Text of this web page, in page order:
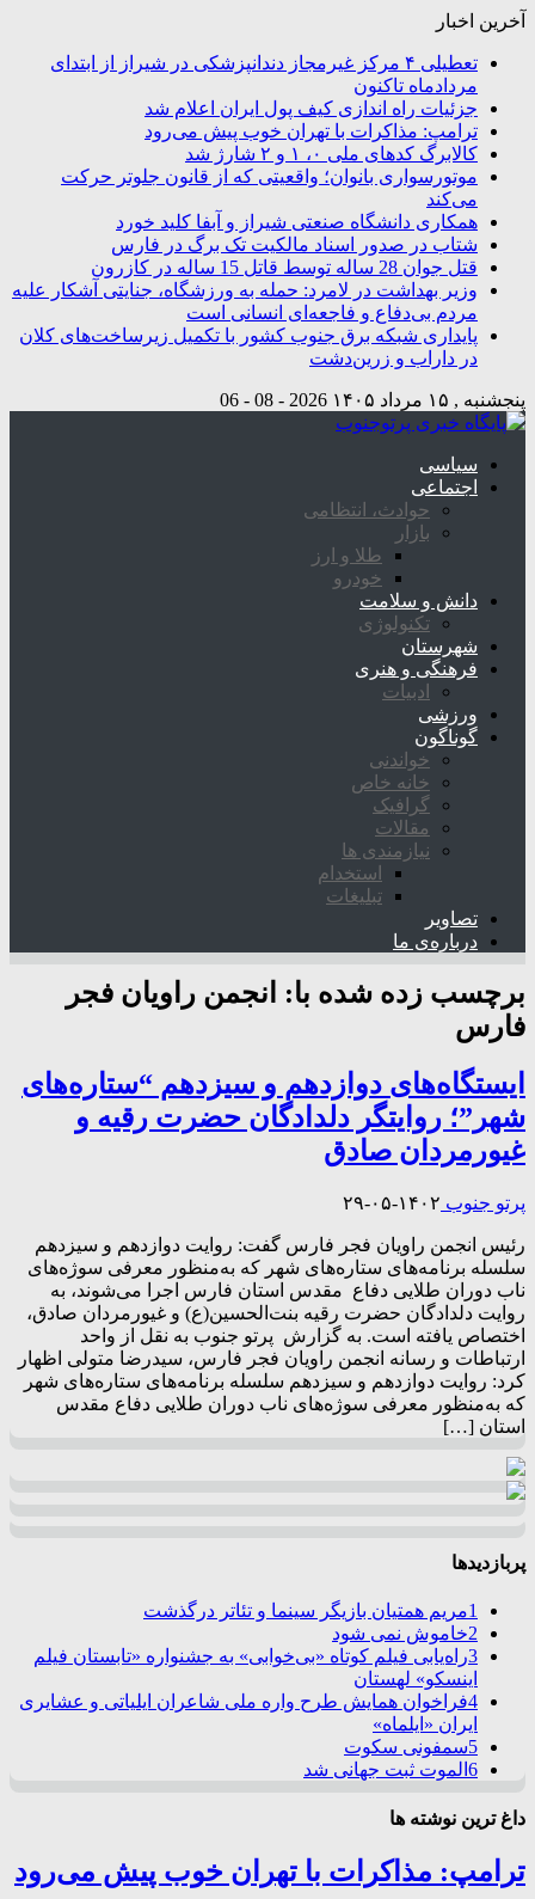
آخرین اخبار
تعطیلی ۴ مرکز غیرمجاز دندانپزشکی در شیراز از ابتدای
مردادماه تاکنون
جزئیات راه اندازی کیف پول ایران اعلام شد
ترامپ: مذاکرات با تهران خوب پیش می‌رود
کالابرگ کدهای ملی ۰، ۱ و ۲ شارژ شد
موتورسواری بانوان؛ واقعیتی که از قانون جلوتر حرکت
می‌کند
همکاری دانشگاه صنعتی شیراز و آبفا کلید خورد
شتاب در صدور اسناد مالکیت تک برگ در فارس
قتل جوان 28 ساله توسط قاتل 15 ساله در کازرون
وزیر بهداشت در لامرد: حمله به ورزشگاه، جنایتی آشکار علیه
مردم بی‌دفاع و فاجعه‌ای انسانی است
پایداری شبکه برق جنوب کشور با تکمیل زیرساخت‌های کلان
در داراب و زرین‌دشت
پنجشنبه , ۱۵ مرداد ۱۴۰۵ 2026 - 08 - 06
سیاسی
اجتماعی
حوادث، انتظامی
بازار
طلا و ارز
خودرو
دانش و سلامت
تکنولوژی
شهرستان
فرهنگی و هنری
ادبیات
ورزشی
گوناگون
خواندنی
خانه خاص
گرافیک
مقالات
نیازمندی ها
استخدام
تبلیغات
تصاویر
درباره‌ی ما
برچسب زده شده با:
انجمن راویان فجر
فارس
ایستگاه‌‌های دوازدهم و سیزدهم “ستاره‌های
شهر”؛ روایتگر دلدادگان حضرت رقیه و
غیورمردان صادق
پرتو جنوب ۱۴۰۲-۰۵-۲۹
رئیس انجمن راویان فجر فارس گفت: روایت دوازدهم و سیزدهم
سلسله برنامه‌های ستاره‌های شهر که به‌منظور معرفی سوژه‌های
ناب دوران طلایی دفاع مقدس استان فارس اجرا می‌شوند، به
روایت دلدادگان حضرت رقیه بنت‌الحسین(ع) و غیورمردان صادق،
اختصاص‌ یافته است. به گزارش پرتو جنوب به نقل از واحد
ارتباطات و رسانه انجمن راویان فجر فارس، سیدرضا متولی اظهار
کرد: روایت دوازدهم و سیزدهم سلسله برنامه‌های ستاره‌های شهر
که به‌منظور معرفی سوژه‌های ناب دوران طلایی دفاع مقدس
استان […]
پربازدیدها
1مریم همتیان بازیگر سینما و تئاتر درگذشت
2خاموش نمی شود
3راه‌یابی فیلم کوتاه «بی‌خوابی» به جشنواره «تابستان فیلم
اینسکو» لهستان
4فراخوان همایش طرح واره ملی شاعران ایلیاتی و عشایری
ایران «ایلماه»
5سمفونی سکوت
6 الموت ثبت جهانی شد
داغ ترین نوشته ها
ترامپ: مذاکرات با تهران خوب پیش می‌رود